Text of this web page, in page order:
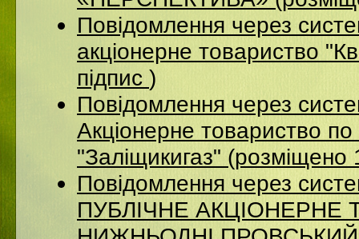
Повідомлення через
акціонерне товариство
підпис )
Повідомлення через
Акціонерне товариство по
"Заліщикигаз"
Повідомлення через
ПУБЛІЧНЕ АКЦІОНЕРНЕ